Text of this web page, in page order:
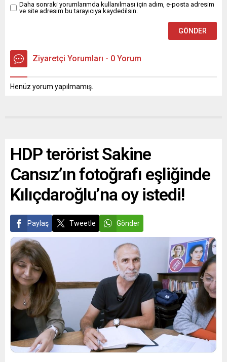
Daha sonraki yorumlarımda kullanılması için adım, e-posta adresim
ve site adresim bu tarayıcıya kaydedilsin.
Ziyaretçi Yorumları - 0 Yorum
Henüz yorum yapılmamış.
HDP terörist Sakine
Cansız’ın fotoğrafı eşliğinde
Kılıçdaroğlu’na oy istedi!
Paylaş Tweetle Gönder